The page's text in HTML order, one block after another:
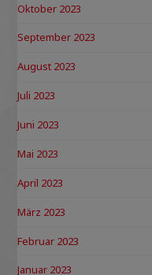
Oktober 2023
September 2023
August 2023
Juli 2023
Juni 2023
Mai 2023
April 2023
März 2023
Februar 2023
Januar 2023